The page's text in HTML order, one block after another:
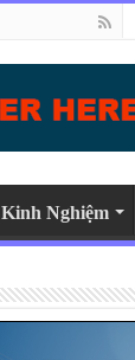
Kinh Nghiệm